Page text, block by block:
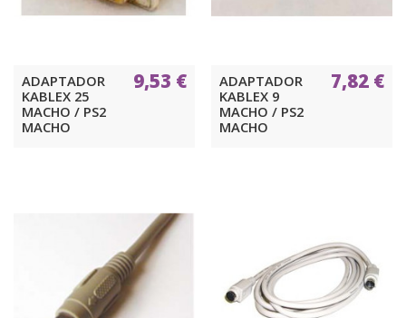
ADAPTADOR
KABLEX 25
MACHO / PS2
MACHO
9,53 €
ADAPTADOR
KABLEX 9
MACHO / PS2
MACHO
7,82 €